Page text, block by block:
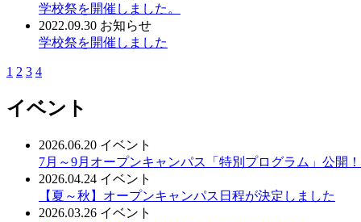
学校祭を開催しました。
2022.09.30 お知らせ
学校祭を開催しました
1 2 3 4
イベント
2026.06.20 イベント
7月～9月オープンキャンパス「特別プログラム」公開！
2026.04.24 イベント
【夏～秋】オープンキャンパス日程が決定しました
2026.03.26 イベント